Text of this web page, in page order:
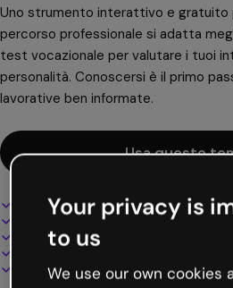
Uno strumento interattivo e gratuito
percorso professionale si adatta
test vocazionale per valutare i tuoi
personalità. Conoscersi è il primo
lavorative ben informate.
Usa questo
Design interattivo e animato
100% personalizzabile
Aggiungi audio, video e multimedia
Presenta, condividi o pubblica online
Scarica in PDF, MP4 e altri formati
Your privacy is
to us
We use our own cookies